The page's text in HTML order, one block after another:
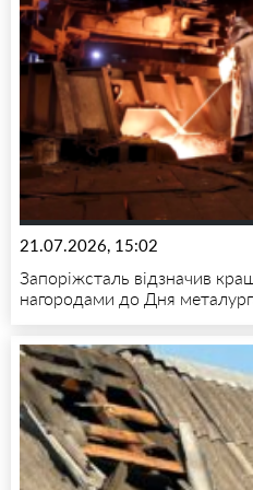
21.07.2026, 15:02
Запоріжсталь відзначив
нагородами до Дня